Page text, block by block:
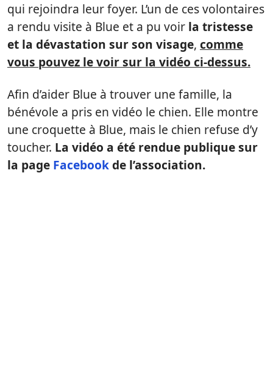
qui rejoindra leur foyer. L’un de ces volontaires
a rendu visite à Blue et a pu voir la tristesse
et la dévastation sur son visage, comme
vous pouvez le voir sur la vidéo ci-dessus.
Afin d’aider Blue à trouver une famille, la
bénévole a pris en vidéo le chien. Elle montre
une croquette à Blue, mais le chien refuse d’y
toucher. La vidéo a été rendue publique sur
la page Facebookde l’association.